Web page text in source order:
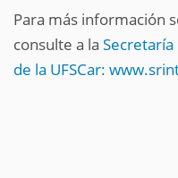
Para más información
consulte a la
de la UFSCar: